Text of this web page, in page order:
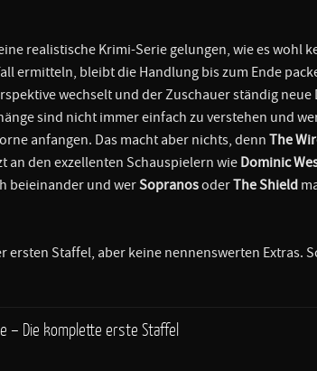
realistische Krimi-Serie gelungen, wie es wohl
ermitteln, bleibt die Handlung bis zum Ende
wechselt und der Zuschauer ständig neue
sind nicht immer einfach zu verstehen und
anfangen. Das macht aber nichts, denn The
an den exzellenten Schauspielern wie Dominic
beieinander und werSopranosoderThe Shield
ersten Staffel, aber keine nennenswerten Extras.
– Die komplette erste Staffel